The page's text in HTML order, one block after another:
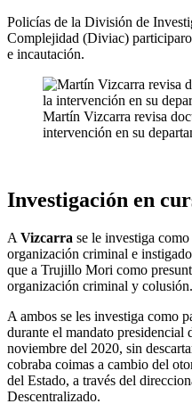
Policías de la División de
Complejidad (Diviac)
e incautación.
Martín Vizcarra revisa
intervención en su
Investigación en
A Vizcarra se le investiga
organización criminal e
que a Trujillo Mori como
organización criminal y colusión.
A ambos se les investiga como
durante el mandato
noviembre del 2020, sin
cobraba coimas a cambio del
del Estado, a través del
Descentralizado.